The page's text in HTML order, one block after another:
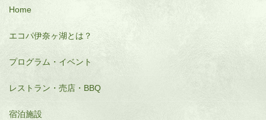
Home
エコパ伊奈ヶ湖とは？
プログラム・イベント
レストラン・売店・BBQ
宿泊施設